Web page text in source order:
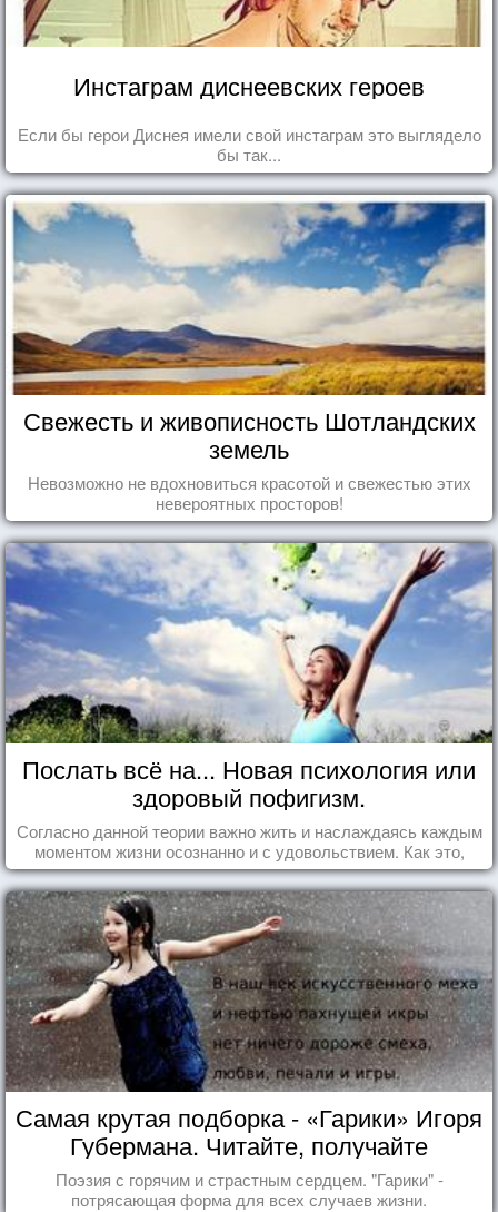
Инстаграм диснеевских героев
Если бы герои Диснея имели свой инстаграм это выглядело
бы так...
Свежесть и живописность Шотландских
земель
Невозможно не вдохновиться красотой и свежестью этих
невероятных просторов!
Послать всё на... Новая психология или
здоровый пофигизм.
Согласно данной теории важно жить и наслаждаясь каждым
моментом жизни осознанно и с удовольствием. Как это,
попробуем разобраться на реальных примерах.
Самая крутая подборка - «Гарики» Игоря
Губермана. Читайте, получайте
удовольствие!
Поэзия с горячим и страстным сердцем. "Гарики" -
потрясающая форма для всех случаев жизни.